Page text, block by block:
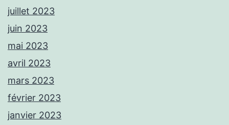
juillet 2023
juin 2023
mai 2023
avril 2023
mars 2023
février 2023
janvier 2023